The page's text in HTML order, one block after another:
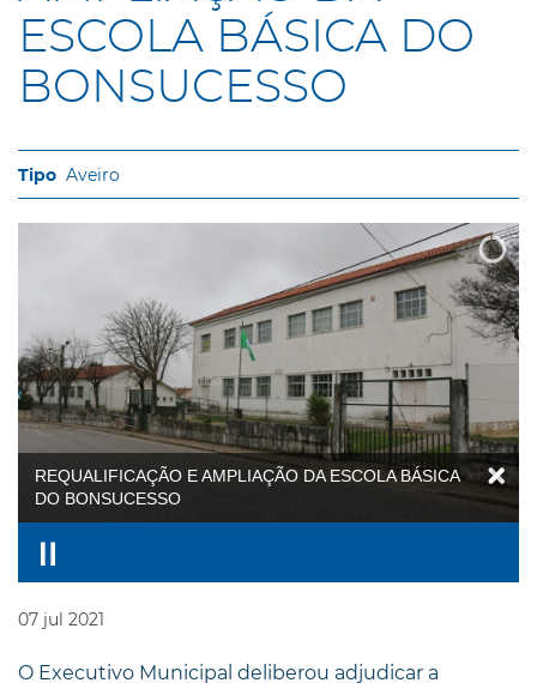
ESCOLA BÁSICA DO
BONSUCESSO
Aveiro
REQUALIFICAÇÃO E AMPLIAÇÃO DA ESCOLA BÁSICA
DO BONSUCESSO
07 jul 2021
O Executivo Municipal deliberou adjudicar a